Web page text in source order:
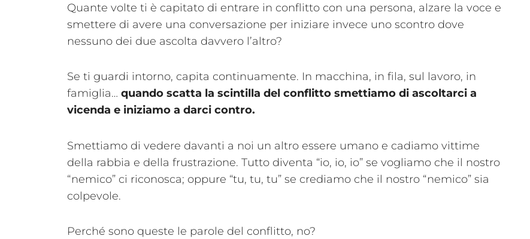
Quante volte ti è capitato di entrare in conflitto con una persona, alzare la voce e
smettere di avere una conversazione per iniziare invece uno scontro dove
nessuno dei due ascolta davvero l’altro?
Se ti guardi intorno, capita continuamente. In macchina, in fila, sul lavoro, in
famiglia… quando scatta la scintilla del conflitto smettiamo di ascoltarci a
vicenda e iniziamo a darci contro.
Smettiamo di vedere davanti a noi un altro essere umano e cadiamo vittime
della rabbia e della frustrazione. Tutto diventa “io, io, io” se vogliamo che il nostro
“nemico” ci riconosca; oppure “tu, tu, tu” se crediamo che il nostro “nemico” sia
colpevole.
Perché sono queste le parole del conflitto, no?